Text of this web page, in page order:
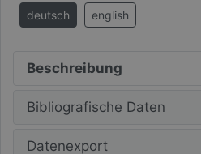
deutsch english
Beschreibung
Bibliografische Daten
Datenexport